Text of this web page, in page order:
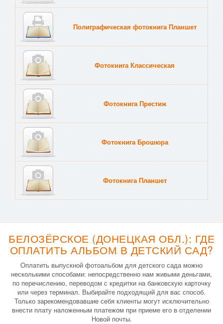
Полиграфическая фотокнига Планшет
Фотокнига Классическая
Фотокнига Престиж
Фотокнига Брошюра
Фотокнига Планшет
БЕЛОЗЁРСКОЕ (ДОНЕЦКАЯ ОБЛ.): ГДЕ
ОПЛАТИТЬ АЛЬБОМ В ДЕТСКИЙ САД?
Оплатить выпускной фотоальбом для детского сада можно
несколькими способами: непосредственно нам живыми деньгами,
по перечислению, переводом с кредитки на банковскую карточку
или через терминал. Выбирайте подходящий для вас способ.
Только зарекомендовавшие себя клиенты могут исключительно
внести плату наложенным платежом при приеме его в отделении
Новой почты.